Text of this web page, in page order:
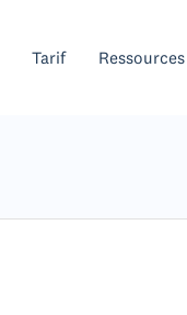
Tarif Ressources